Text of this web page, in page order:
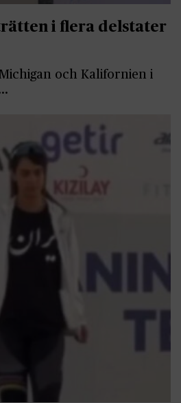
i flera delstater
och Kalifornien i